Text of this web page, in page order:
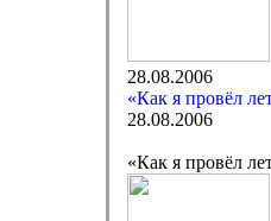
28.08.2006
«Как я провёл
28.08.2006
«Как я провёл